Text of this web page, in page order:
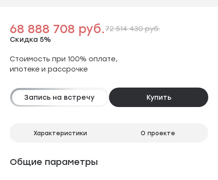
68 888 708 руб.
Скидка 5%
72 514 430 руб.
Стоимость при 100% оплате,
ипотеке и рассрочке
Запись на встречу Купить
Характеристики О проекте
Общие параметры